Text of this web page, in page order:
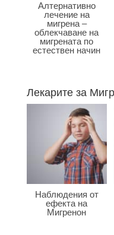
Алтернативно
лечение на
мигрена –
облекчаване на
мигрената по
естествен начин
Лекарите за
Наблюдения от
ефекта на
Мигренон